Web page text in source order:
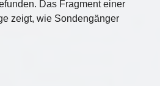
Das Fragment einer
zeigt, wie Sondengänger